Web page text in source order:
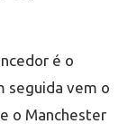
é o
seguida vem o
o Manchester